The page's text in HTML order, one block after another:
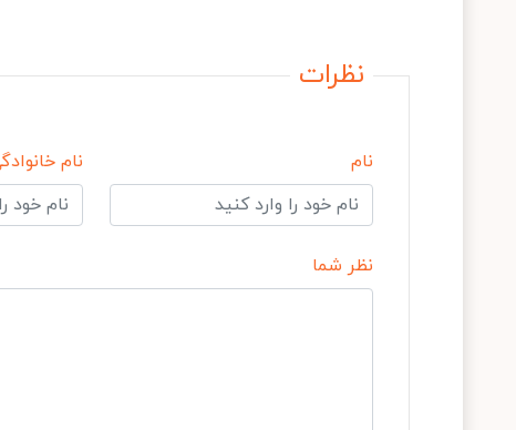
نظرات
نام نام
نظر شما